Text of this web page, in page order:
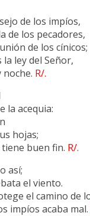
de los impíos,
de los pecadores,
de los cínicos;
ley del Señor,
noche. R/.
la acequia:
hojas;
buen fin. R/.
así;
el viento.
el camino de
impíos acaba mal.